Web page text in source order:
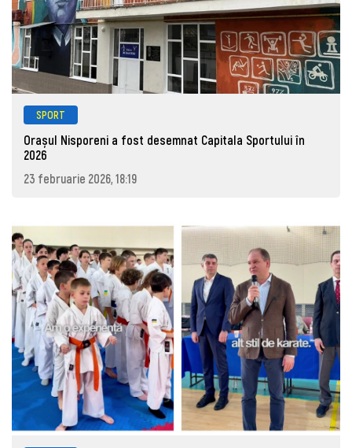
SPORT
Orașul Nisporeni a fost desemnat Capitala Sportului în
2026
23 februarie 2026, 18:19